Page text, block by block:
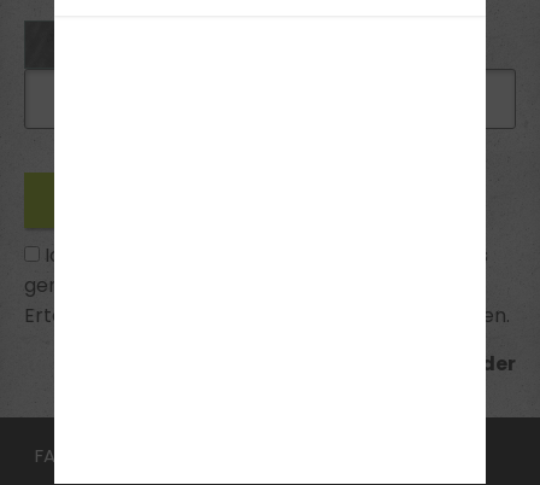
Ich habe die
zur Kenntnis
genommen und bin mit ihnen einverstanden.
Erteilte Einwilligungen kann ich jederzeit widerrufen.
*Pflichtfelder
FAHRSCHULE